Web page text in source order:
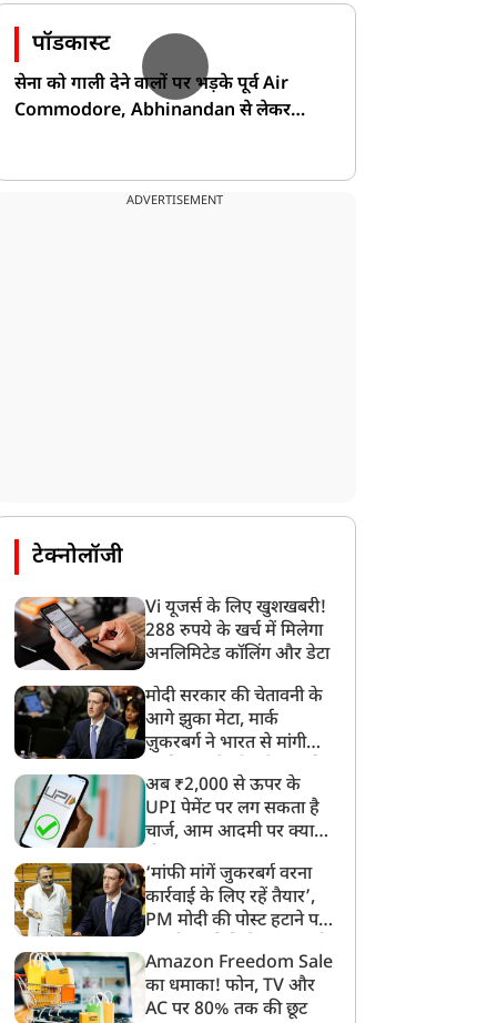
पॉडकास्ट
सेना को गाली देने वालों पर भड़के पूर्व Air
Commodore, Abhinandan से लेकर
ADVERTISEMENT
टेक्नोलॉजी
Vi यूजर्स के लिए खुशखबरी!
288 रुपये के खर्च में मिलेगा
अनलिमिटेड कॉलिंग और डेटा
मोदी सरकार की चेतावनी के
आगे झुका मेटा, मार्क
ज़ुकरबर्ग ने भारत से मांगी
अब ₹2,000 से ऊपर के
UPI पेमेंट पर लग सकता है
चार्ज, आम आदमी पर क्या
‘मांफी मांगें जुकरबर्ग वरना
कार्रवाई के लिए रहें तैयार’,
PM मोदी की पोस्ट हटाने पर
लगाई फटकार
Amazon Freedom Sale
का धमाका! फोन, TV और
AC पर 80% तक की छूट